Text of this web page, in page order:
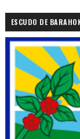
ESCUDO DE